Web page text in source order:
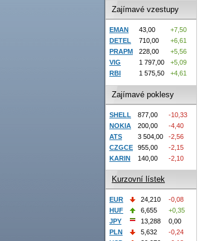
Zajímavé vzestupy
EMAN 43,00
+7,50
DETEL
710,00
+6,61
PRAPM
228,00
+5,56
VIG
1 797,00
+5,09
RBI
1 575,50 +4,61
Zajímavé poklesy
SHELL 877,00
-10,33
NOKIA
200,00
-4,40
ATS
3 504,00
-2,56
CZGCE
955,00
-2,15
KARIN
140,00 -2,10
Kurzovní lístek
EUR 24,210
-0,08
HUF
6,655
+0,35
JPY
13,288
0,00
PLN
5,632
-0,24